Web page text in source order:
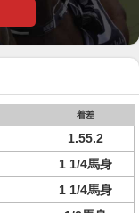
着差
1.55.2
1 1/4馬身
1 1/4馬身